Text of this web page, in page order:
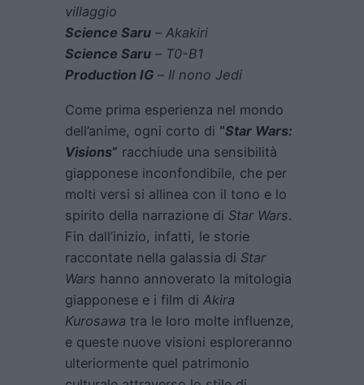
villaggio
Science Saru – Akakiri
Science Saru – T0-B1
Production IG – Il nono Jedi
Come prima esperienza nel mondo
dell’anime, ogni corto di “Star Wars:
Visions” racchiude una sensibilità
giapponese inconfondibile, che per
molti versi si allinea con il tono e lo
spirito della narrazione di Star Wars.
Fin dall’inizio, infatti, le storie
raccontate nella galassia di Star
Wars hanno annoverato la mitologia
giapponese e i film di Akira
Kurosawa tra le loro molte influenze,
e queste nuove visioni esploreranno
ulteriormente quel patrimonio